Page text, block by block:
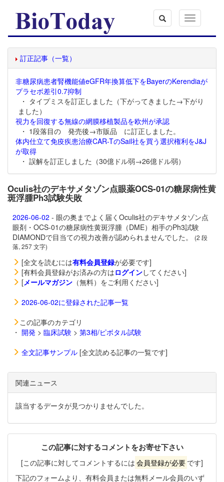
Toggle
navigation
訂正記事（一覧）
非糖尿病患者腎機能値eGFR年換算低下をBayerのKerendiaが
プラセボ差引0.7抑制
・ タイプミスを訂正しました（下がってきました→下がり
ました）
視力を回復する無線の網膜移植製品を欧州が承認
・ 1段落目の 発売後→市販品 に訂正しました。
体内仕立て免疫疾患治療CAR-TのSail社を買う選択権利をJ&J
が取得
・ 誤解を訂正しました（30億ドル弱→26億ドル弱）
Oculis社のデキサメタゾン点眼薬OCS-01の糖尿病性黄
斑浮腫Ph3試験失敗
2026-06-02 - 眼の奥までよく届くOculis社のデキサメタゾン点
眼剤・OCS-01の糖尿病性黄斑浮腫（DME）相手のPh3試験
DIAMONDで目当ての視力改善が認められませんでした。
(2 段
落, 257 文字)
[全文を読むには有料会員登録が必要です]
[有料会員登録がお済みの方はログインしてください]
[メールマガジン （無料）をご利用ください]
2026-06-02に登録された記事一覧
この記事のカテゴリ
・ 開発 > 臨床試験 > 第3相/ピボタル試験
全文記事サンプル [全文読める記事の一覧です]
関連ニュース
該当するデータが見つかりませんでした。
この記事に対するコメントをお寄せ下さい
[この記事に対してコメントするには 会員登録が必要 です]
下記のフォームより、有料会員または無料メール会員のいず